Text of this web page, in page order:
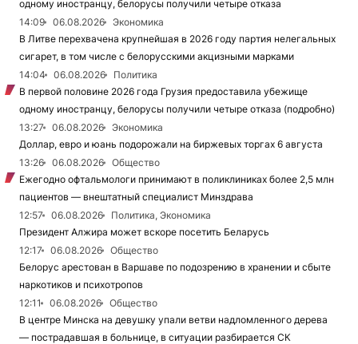
одному иностранцу, белорусы получили четыре отказа
14:09
06.08.2026
Экономика
В Литве перехвачена крупнейшая в 2026 году партия нелегальных
сигарет, в том числе с белорусскими акцизными марками
14:04
06.08.2026
Политика
В первой половине 2026 года Грузия предоставила убежище
одному иностранцу, белорусы получили четыре отказа (подробно)
13:27
06.08.2026
Экономика
Доллар, евро и юань подорожали на биржевых торгах 6 августа
13:26
06.08.2026
Общество
Ежегодно офтальмологи принимают в поликлиниках более 2,5 млн
пациентов — внештатный специалист Минздрава
12:57
06.08.2026
Политика, Экономика
Президент Алжира может вскоре посетить Беларусь
12:17
06.08.2026
Общество
Белорус арестован в Варшаве по подозрению в хранении и сбыте
наркотиков и психотропов
12:11
06.08.2026
Общество
В центре Минска на девушку упали ветви надломленного дерева
— пострадавшая в больнице, в ситуации разбирается СК